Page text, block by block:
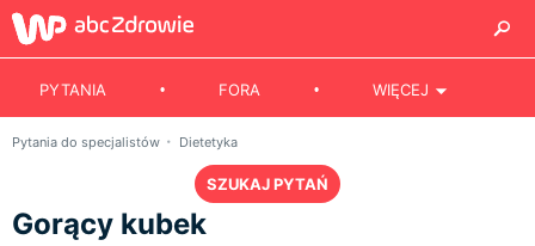
PYTANIA FORA WIĘCEJ
Pytania do specjalistów Dietetyka
SZUKAJ PYTAŃ
Gorący kubek